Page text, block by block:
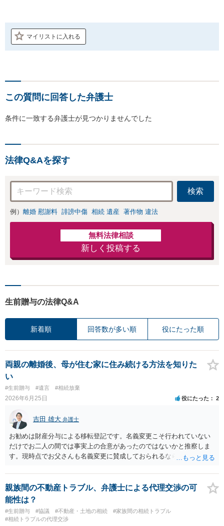
マイリストに入れる
この質問に回答した弁護士
条件に一致する弁護士が見つかりませんでした
法律Q&Aを探す
検索
例） 離婚 慰謝料 誹謗中傷 相続 遺産 著作物 違法
無料法律相談
新しく投稿する
生前贈与の法律Q&A
新着順 回答数が多い順 役にたった順
両親の離婚後、母が住む家に住み続ける方法を知りた
い
#生前贈与 #遺言 #相続放棄
2026年6月25日 役にたった 2
吉田 雄大 弁護士
お勧めは財産分与による移転登記です。名義変更こそ行われていない
だけでお二人の間では事実上の合意があったのではないかと推察しま
す。現時点でお父さんも名義変更に賛成しておられるなら尚更です。
すぐれた方法と思います。
親族間の不動産トラブル、弁護士による代理交渉の可
能性は？
#生前贈与 #協議 #不動産・土地の相続
#家族間の相続トラブル
#相続トラブルの代理交渉